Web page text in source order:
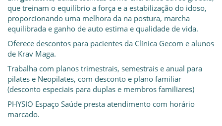
que treinam o equilíbrio a força e a estabilização do idoso,
proporcionando uma melhora da na postura, marcha
equilibrada e ganho de auto estima e qualidade de vida.
Oferece descontos para pacientes da Clínica Gecom e alunos
de Krav Maga.
Trabalha com planos trimestrais, semestrais e anual para
pilates e Neopilates, com desconto e plano familiar
(desconto especiais para duplas e membros familiares)
PHYSIO Espaço Saúde presta atendimento com horário
marcado.